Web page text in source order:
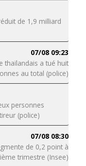
de 1,9 milliard
07/08 09:23
thaïlandais a tué huit
au total (police)
personnes
(police)
07/08 08:30
de 0,2 point à
trimestre (Insee)